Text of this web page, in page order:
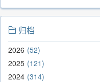
归档
2026 52
2025 121
2024 314